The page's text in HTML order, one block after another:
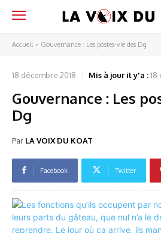
Accueil Gouvernance : Les postes-vie des Dg
18 décembre 2018 Mis à jour il y'a :18
Gouvernance : Les
Dg
Par LA VOIX DU KOAT
Facebook Twitter